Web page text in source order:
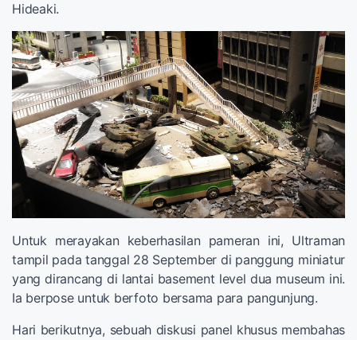
Hideaki.
Untuk merayakan keberhasilan pameran ini, Ultraman
tampil pada tanggal 28 September di panggung miniatur
yang dirancang di lantai basement level dua museum ini.
Ia berpose untuk berfoto bersama para pangunjung.
Hari berikutnya, sebuah diskusi panel khusus membahas